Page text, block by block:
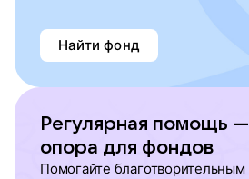
Найти фонд
Регулярная помощь —
опора для фондов
Помогайте благотворительным